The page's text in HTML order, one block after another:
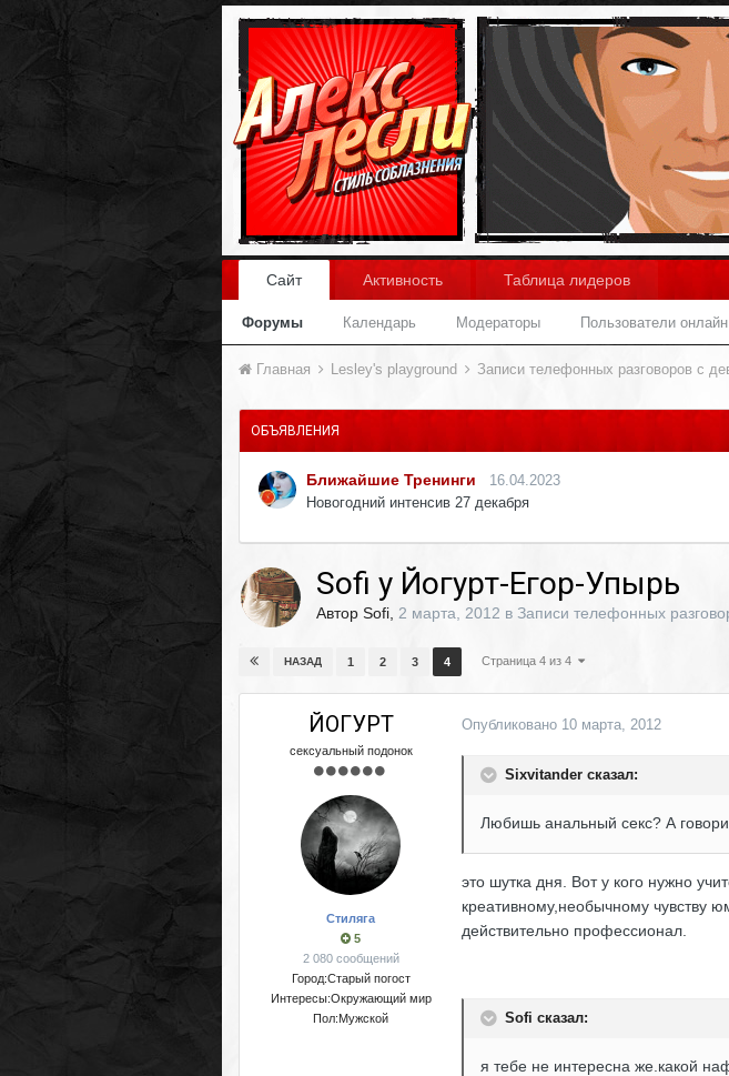
Сайт
Форумы Календарь Модераторы Пользователи онлайн
Активность Таблица лидеров
Главная Lesley's playground Записи телефонных разговоров с
ОБЪЯВЛЕНИЯ
Ближайшие Тренинги
16.04.2023
Новогодний интенсив 27 декабря
Sofi y Йогурт-Егор-Упырь
Автор Sofi 2 марта, 2012 в Записи телефонных
НАЗАД 1 2 3 4 Страница 4 из 4
ЙОГУРТ
сексуальный подонок
Стиляга
5
2 080 сообщений
Город:Старый погост
Интересы:Окружающий мир
Пол:Мужской
Опубликовано 10 марта, 2012
Sixvitander сказал:
Любишь анальный секс? А
это шутка дня. Вот у кого нужно
креативному,необычному чувству
действительно профессионал.
Sofi сказал:
я тебе не интересна же.какой